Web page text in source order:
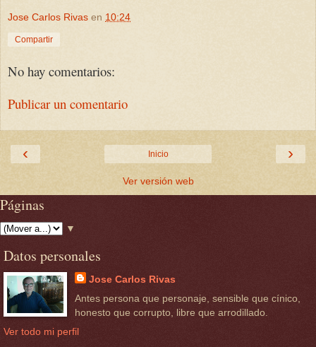
Jose Carlos Rivas en 10:24
Compartir
No hay comentarios:
Publicar un comentario
‹ ›
Inicio
Ver versión web
Páginas
▼
Datos personales
Jose Carlos Rivas
Antes persona que personaje, sensible que cínico,
honesto que corrupto, libre que arrodillado.
Ver todo mi perfil